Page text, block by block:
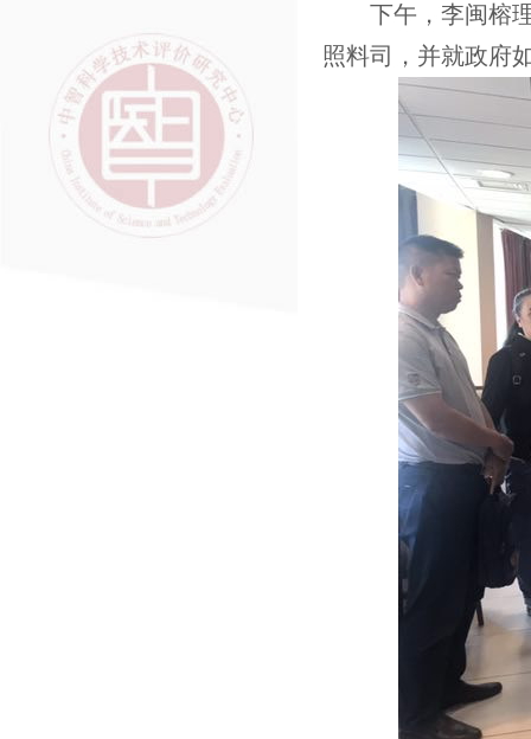
下午，李闽榕
照料司，并就政府